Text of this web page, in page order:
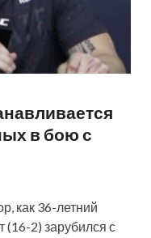
в бою с
как 36-летний
2) зарубился с